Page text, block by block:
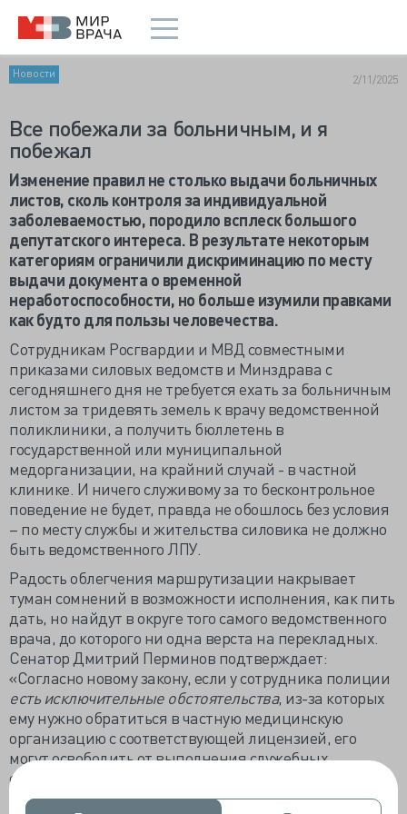
Новости 2/11/2025
Все побежали за больничным, и я
побежал
Изменение правил не столько выдачи больничных
листов, сколь контроля за индивидуальной
заболеваемостью, породило всплеск большого
депутатского интереса. В результате некоторым
категориям ограничили дискриминацию по месту
выдачи документа о временной
неработоспособности, но больше изумили правками
как будто для пользы человечества.
Сотрудникам Росгвардии и МВД совместными
приказами силовых ведомств и Минздрава с
сегодняшнего дня не требуется ехать за больничным
листом за тридевять земель к врачу ведомственной
поликлиники, а получить бюллетень в
государственной или муниципальной
медорганизации, на крайний случай - в частной
клинике. И ничего служивому за то бесконтрольное
поведение не будет, правда не обошлось без условия
– по месту службы и жительства силовика не должно
быть ведомственного ЛПУ.
Радость облегчения маршрутизации накрывает
туман сомнений в возможности исполнения, как пить
дать, но найдут в округе того самого ведомственного
врача, до которого ни одна верста на перекладных.
Сенатор Дмитрий Перминов подтверждает:
«Согласно новому закону, если у сотрудника полиции
есть исключительные обстоятельства, из-за которых
ему нужно обратиться в частную медицинскую
организацию с соответствующей лицензией, его
могут освободить от выполнения служебных
обязанностей в связи с временной
нетрудоспособностью». Получить б/л смогут, но легко